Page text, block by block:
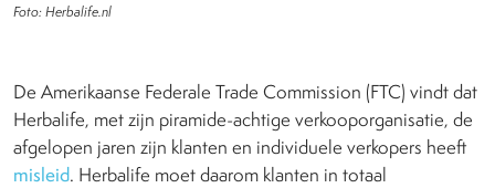
Foto: Herbalife.nl
De Amerikaanse Federale Trade Commission (FTC) vindt dat
Herbalife, met zijn piramide-achtige verkooporganisatie, de
afgelopen jaren zijn klanten en individuele verkopers heeft
misleid. Herbalife moet daarom klanten in totaal